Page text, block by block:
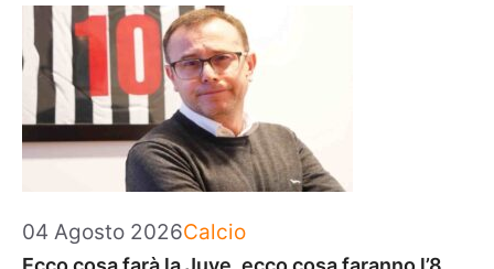
04 Agosto 2026Categorie
Calcio